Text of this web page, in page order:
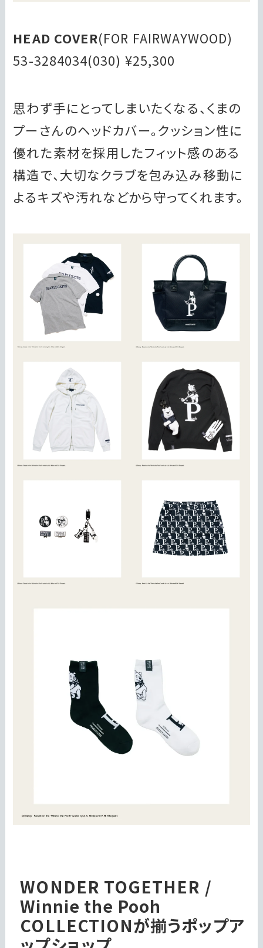
HEAD COVER(FOR FAIRWAYWOOD)
53-3284034(030) ¥25,300
思わず手にとってしまいたくなる、くまの
プーさんのヘッドカバー。クッション性に
優れた素材を採用したフィット感のある
構造で、大切なクラブを包み込み移動に
よるキズや汚れなどから守ってくれます。
WONDER TOGETHER /
Winnie the Pooh
COLLECTIONが揃うポップア